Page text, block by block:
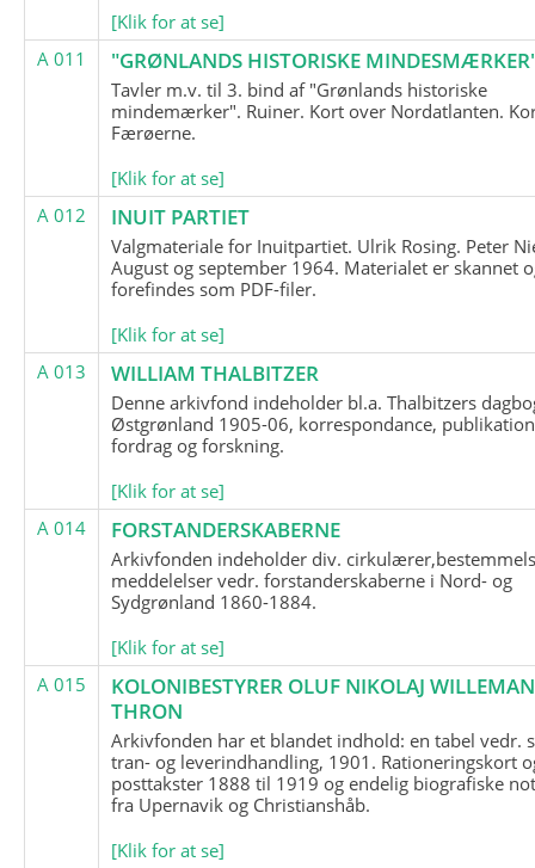
[Klik for at se]
A 011
"GRØNLANDS HISTORISKE
Tavler m.v. til 3. bind af "Grønlands historiske
mindemærker". Ruiner. Kort over Nordatlanten.
Færøerne.
[Klik for at se]
A 012
INUIT PARTIET
Valgmateriale for Inuitpartiet. Ulrik Rosing. Peter
August og september 1964. Materialet er skannet
forefindes som PDF-filer.
[Klik for at se]
A 013
WILLIAM THALBITZER
Denne arkivfond indeholder bl.a. Thalbitzers
Østgrønland 1905-06, korrespondance,
fordrag og forskning.
[Klik for at se]
A 014
FORSTANDERSKABERNE
Arkivfonden indeholder div.
meddelelser vedr. forstanderskaberne i Nord- og
Sydgrønland 1860-1884.
[Klik for at se]
A 015
KOLONIBESTYRER OLUF NIKOLAJ
THRON
Arkivfonden har et blandet indhold: en tabel vedr.
tran- og leverindhandling, 1901. Rationeringskort
posttakster 1888 til 1919 og endelig biografiske
fra Upernavik og Christianshåb.
[Klik for at se]